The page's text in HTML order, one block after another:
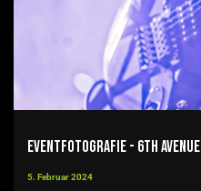
Eventfotografie - 6th Avenue
5. Februar 2024